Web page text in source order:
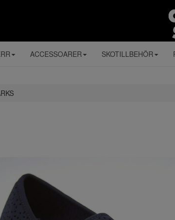
ACCESSOARER SKOTILLBEHÖR